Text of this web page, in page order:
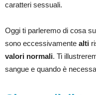
caratteri sessuali.
Oggi ti parleremo di cosa
sono eccessivamente alti
valori normali. Ti
sangue e quando è